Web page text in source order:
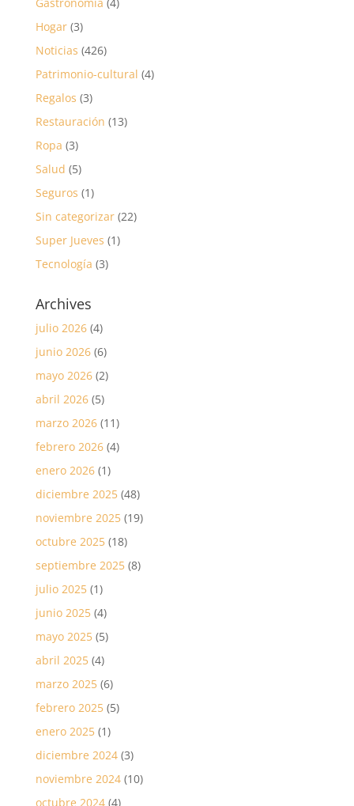
Hogar(3)
Noticias (426)
Patrimonio-cultural (4)
Regalos (3)
Restauración (13)
Ropa (3)
Salud (5)
Seguros (1)
Sin categorizar(22)
Super Jueves (1)
Tecnología (3)
Archives
julio 2026(4)
junio 2026(6)
mayo 2026(2)
abril 2026(5)
marzo 2026(11)
febrero 2026(4)
enero 2026(1)
diciembre 2025(48)
noviembre 2025(19)
octubre 2025(18)
septiembre 2025(8)
julio 2025(1)
junio 2025(4)
mayo 2025(5)
abril 2025(4)
marzo 2025(6)
febrero 2025(5)
enero 2025(1)
diciembre 2024(3)
noviembre 2024(10)
octubre 2024(4)